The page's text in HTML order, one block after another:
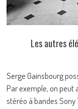
Les autres
Serge Gainsbourg
Par exemple, on peut
stéréo à bandes